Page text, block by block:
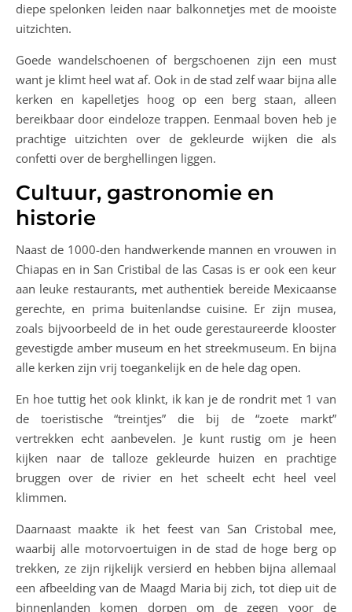
diepe spelonken leiden naar balkonnetjes met de mooiste
uitzichten.
Goede wandelschoenen of bergschoenen zijn een must
want je klimt heel wat af. Ook in de stad zelf waar bijna alle
kerken en kapelletjes hoog op een berg staan, alleen
bereikbaar door eindeloze trappen. Eenmaal boven heb je
prachtige uitzichten over de gekleurde wijken die als
confetti over de berghellingen liggen.
Cultuur, gastronomie en
historie
Naast de 1000-den handwerkende mannen en vrouwen in
Chiapas en in San Cristibal de las Casas is er ook een keur
aan leuke restaurants, met authentiek bereide Mexicaanse
gerechte, en prima buitenlandse cuisine. Er zijn musea,
zoals bijvoorbeeld de in het oude gerestaureerde klooster
gevestigde amber museum en het streekmuseum. En bijna
alle kerken zijn vrij toegankelijk en de hele dag open.
En hoe tuttig het ook klinkt, ik kan je de rondrit met 1 van
de toeristische “treintjes” die bij de “zoete markt”
vertrekken echt aanbevelen. Je kunt rustig om je heen
kijken naar de talloze gekleurde huizen en prachtige
bruggen over de rivier en het scheelt echt heel veel
klimmen.
Daarnaast maakte ik het feest van San Cristobal mee,
waarbij alle motorvoertuigen in de stad de hoge berg op
trekken, ze zijn rijkelijk versierd en hebben bijna allemaal
een afbeelding van de Maagd Maria bij zich, tot diep uit de
binnenlanden komen dorpen om de zegen voor de